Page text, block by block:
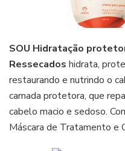
SOU Hidratação
Ressecados hidrata,
restaurando e nutrindo o
camada protetora, que
cabelo macio e sedoso.
Máscara de Tratamento e